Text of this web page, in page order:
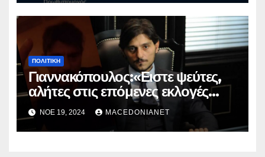
ΠΟΛΙΤΙΚΉ
Γιαννακόπουλος:«Ειστε ψεύτες,
αλήτες στις επόμενες εκλογές
Εμένα θα έχετε απέναντι»
ΝΟΈ 19, 2024 MACEDONIANET